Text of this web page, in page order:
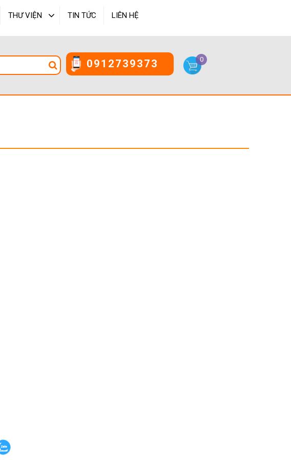
THƯ VIỆN TIN TỨC LIÊN HỆ
0912739373 0